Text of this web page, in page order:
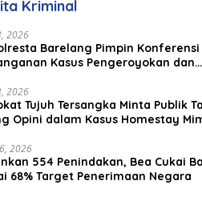
Kriminal
2026
Barelang Pimpin Konferensi
Kasus Pengeroyokan dan
2026
Tujuh Tersangka Minta Publik
Opini dalam Kasus Homestay
2026
554 Penindakan, Bea Cukai
68% Target Penerimaan Negara